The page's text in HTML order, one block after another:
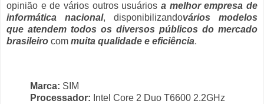
opinião e de vários outros usuários a melhor empresa de
informática nacional, disponibilizandovários modelos
que atendem todos os diversos públicos do mercado
brasileiro com muita qualidade e eficiência.
Marca: SIM
Processador: Intel Core 2 Duo T6600 2.2GHz